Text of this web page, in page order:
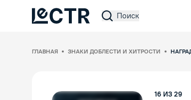
Поиск
ГЛАВНАЯ ЗНАКИ ДОБЛЕСТИ И ХИТРОСТИ
16 ИЗ 29